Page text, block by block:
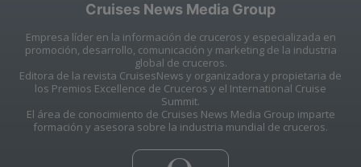
Cruises News Media Group
Empresa líder en la información de cruceros y especializada en
promoción, desarrollo, comunicación y marketing de la industria
global de cruceros.
Editora de la revista CruisesNews y organizadora y propietaria de
los Premios Excellence de Cruceros y el International Cruise
Summit.
El área de conocimiento de Cruises News Media Group imparte
formación y asesora sobre la industria mundial de cruceros.